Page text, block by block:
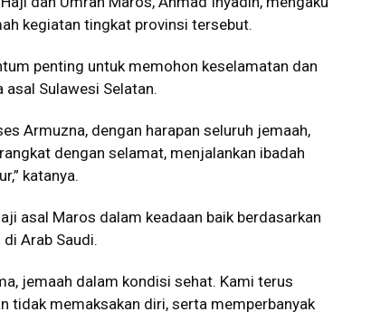
kegiatan tingkat provinsi tersebut.
penting untuk memohon keselamatan dan
asal Sulawesi Selatan.
Armuzna, dengan harapan seluruh jemaah,
dengan selamat, menjalankan ibadah
katanya.
asal Maros dalam keadaan baik berdasarkan
Arab Saudi.
jemaah dalam kondisi sehat. Kami terus
tidak memaksakan diri, serta memperbanyak